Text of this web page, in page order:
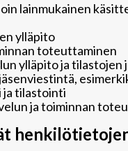
lainmukainen
ylläpito
toteuttaminen
ylläpito ja tilastojen
ja tilastointi
ja toiminnan